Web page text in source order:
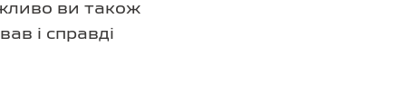
ви також
і справді